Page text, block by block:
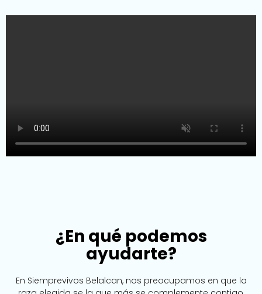
¿En qué podemos
ayudarte?
En Siemprevivos Belalcan, nos preocupamos en que la